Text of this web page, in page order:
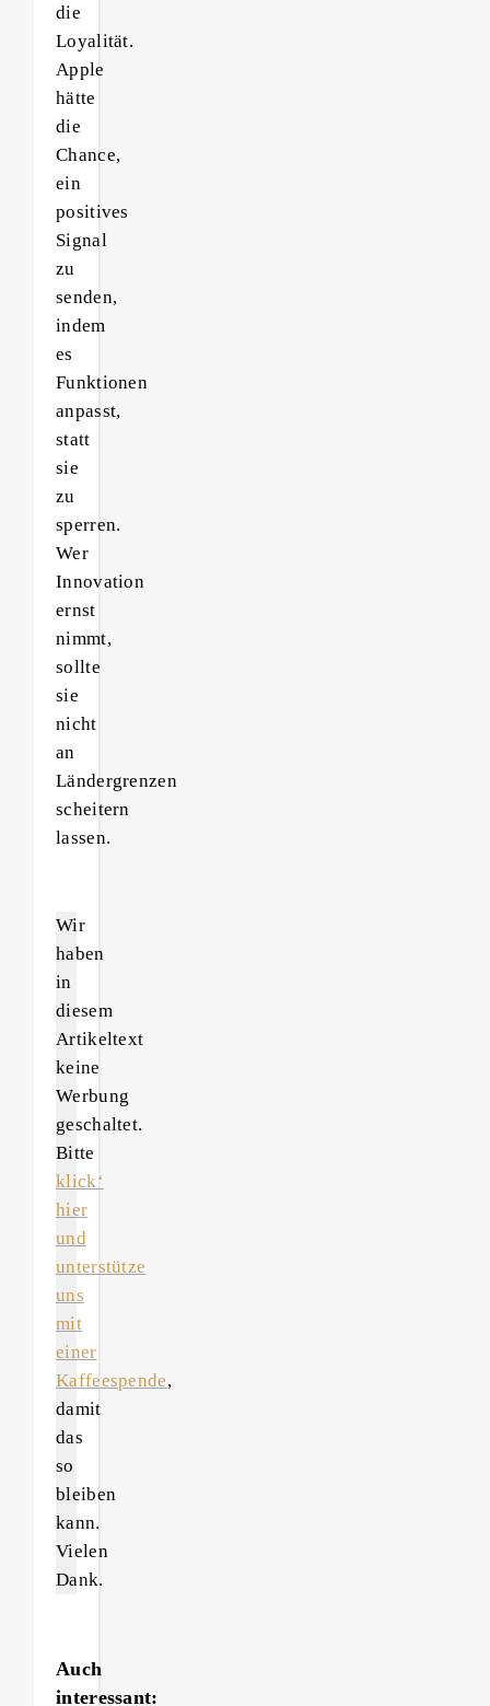
die
Loyalität.
Apple
hätte
die
Chance,
ein
positives
Signal
zu
senden,
indem
es
Funktionen
anpasst,
statt
sie
zu
sperren.
Wer
Innovation
ernst
nimmt,
sollte
sie
nicht
an
Ländergrenzen
scheitern
lassen.
Wir
haben
in
diesem
Artikeltext
keine
Werbung
geschaltet.
Bitte
klick‘
hier
und
unterstütze
uns
mit
einer
Kaffeespende,
damit
das
so
bleiben
kann.
Vielen
Dank.
Auch
interessant: